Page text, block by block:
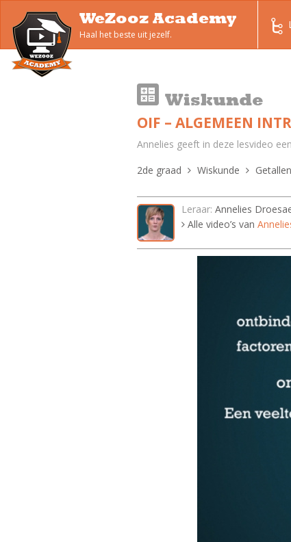
WeZooz Academy
Haal het beste uit jezelf.
Wiskunde
OIF – ALGEMEEN
Annelies geeft in deze lesvideo
2de graad
Wiskunde
Leraar: Annelies
Alle video’s van